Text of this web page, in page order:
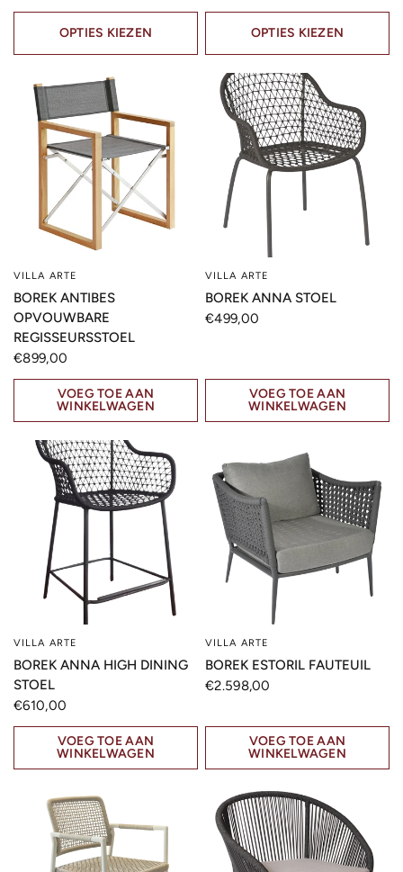
OPTIES KIEZEN OPTIES KIEZEN
VILLA ARTE
BOREK ANTIBES
OPVOUWBARE
REGISSEURSSTOEL
€899,00
VOEG TOE AAN
WINKELWAGEN
VILLA ARTE
BOREK ANNA STOEL
€499,00
VOEG TOE AAN
WINKELWAGEN
VILLA ARTE
BOREK ANNA HIGH DINING
STOEL
€610,00
VOEG TOE AAN
WINKELWAGEN
VILLA ARTE
BOREK ESTORIL FAUTEUIL
€2.598,00
VOEG TOE AAN
WINKELWAGEN